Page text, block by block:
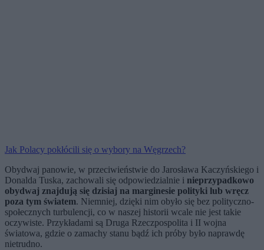
Jak Polacy pokłócili się o wybory na Węgrzech?
Obydwaj panowie, w przeciwieństwie do Jarosława Kaczyńskiego i
Donalda Tuska, zachowali się odpowiedzialnie i nieprzypadkowo
obydwaj znajdują się dzisiaj na marginesie polityki lub wręcz
poza tym światem. Niemniej, dzięki nim obyło się bez polityczno-
społecznych turbulencji, co w naszej historii wcale nie jest takie
oczywiste. Przykładami są Druga Rzeczpospolita i II wojna
światowa, gdzie o zamachy stanu bądź ich próby było naprawdę
nietrudno.